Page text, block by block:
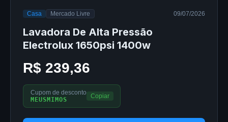
Casa Mercado Livre 09/07/2026
Lavadora De Alta Pressão
Electrolux 1650psi 1400w
R$ 239,36
Cupom de desconto
MEUSMIMOS
Copiar